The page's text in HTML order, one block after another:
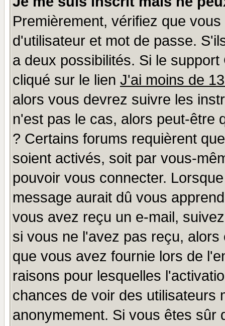
Premièrement, vérifiez que
d'utilisateur et mot de passe.
a deux possibilités. Si le
cliqué sur le lien J'ai moins de
alors vous devrez suivre les
n'est pas le cas, alors peut-être
? Certains forums requièrent
soient activés, soit par vous-
pouvoir vous connecter.
message aurait dû vous
vous avez reçu un e-mail,
si vous ne l'avez pas reçu,
que vous avez fournie lors de
raisons pour lesquelles
chances de voir des utilisateurs
anonymement. Si vous êtes sûr